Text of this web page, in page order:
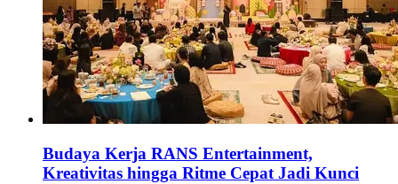
Budaya Kerja RANS Entertainment,
Kreativitas hingga Ritme Cepat Jadi Kunci